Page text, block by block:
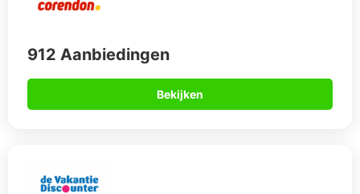
912 Aanbiedingen
Bekijken